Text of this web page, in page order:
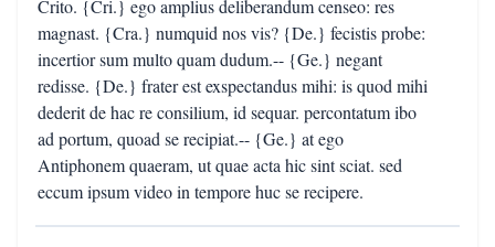
Crito. {Cri.} ego amplius deliberandum censeo: res
magnast. {Cra.} numquid nos vis? {De.} fecistis probe:
incertior sum multo quam dudum.-- {Ge.} negant
redisse. {De.} frater est exspectandus mihi: is quod mihi
dederit de hac re consilium, id sequar. percontatum ibo
ad portum, quoad se recipiat.-- {Ge.} at ego
Antiphonem quaeram, ut quae acta hic sint sciat. sed
eccum ipsum video in tempore huc se recipere.